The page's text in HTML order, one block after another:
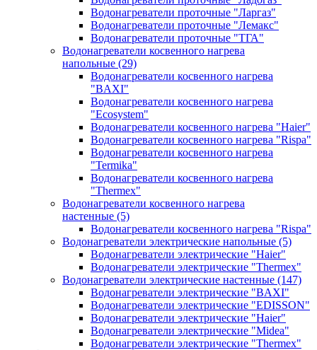
Водонагреватели проточные "Ларгаз"
Водонагреватели проточные "Лемакс"
Водонагреватели проточные "ТГА"
Водонагреватели косвенного нагрева
напольные (29)
Водонагреватели косвенного нагрева
"BAXI"
Водонагреватели косвенного нагрева
"Ecosystem"
Водонагреватели косвенного нагрева "Haier"
Водонагреватели косвенного нагрева "Rispa"
Водонагреватели косвенного нагрева
"Termika"
Водонагреватели косвенного нагрева
"Thermex"
Водонагреватели косвенного нагрева
настенные (5)
Водонагреватели косвенного нагрева "Rispa"
Водонагреватели электрические напольные (5)
Водонагреватели электрические "Haier"
Водонагреватели электрические "Thermex"
Водонагреватели электрические настенные (147)
Водонагреватели электрические "BAXI"
Водонагреватели электрические "EDISSON"
Водонагреватели электрические "Haier"
Водонагреватели электрические "Midea"
Водонагреватели электрические "Thermex"